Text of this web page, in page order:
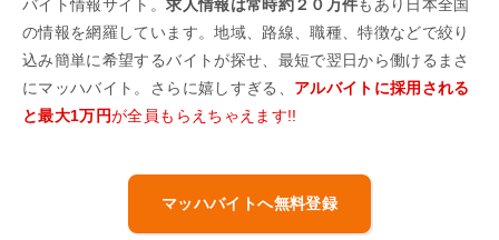
バイト情報サイト。求人情報は常時約２０万件もあり日本全国
の情報を網羅しています。地域、路線、職種、特徴などで絞り
込み簡単に希望するバイトが探せ、最短で翌日から働けるまさ
にマッハバイト。さらに嬉しすぎる、 アルバイトに採用される
と最大1万円が全員もらえちゃえます!!
マッハバイトへ無料登録